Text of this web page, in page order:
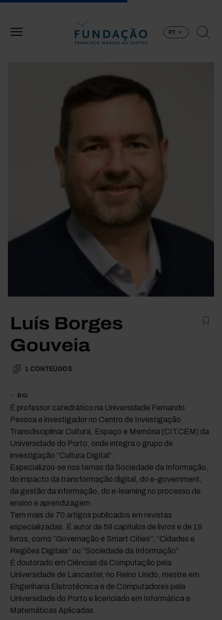
PT
Luís Borges
Gouveia
1 CONTEÚDOS
BIO
É professor catedrático na Universidade Fernando
Pessoa e investigador no Centro de Investigação
Transdisciplinar Cultura, Espaço e Memória (CITCEM) da
Universidade do Porto, onde integra o grupo de
investigação “Cultura Digital”.
Especializou-se nos temas da Sociedade da Informação,
do impacto da transformação digital, do e-government,
da gestão da informação, do e-learning no processo de
ensino e aprendizagem.
Tem mais de 70 artigos publicados em revistas
especializadas. É autor de 59 capítulos de livros e de 19
livros, como “Governação e Smart Cities”, “Cidades e
Regiões Digitais” ou “Sociedade da Informação”.
É doutorado em Ciências da Computação pela
Universidade de Lancaster, no Reino Unido, mestre em
Engenharia Eletrotécnica e de Computadores pela
Universidade do Porto e licenciado em Informática e
Matemáticas Aplicadas.